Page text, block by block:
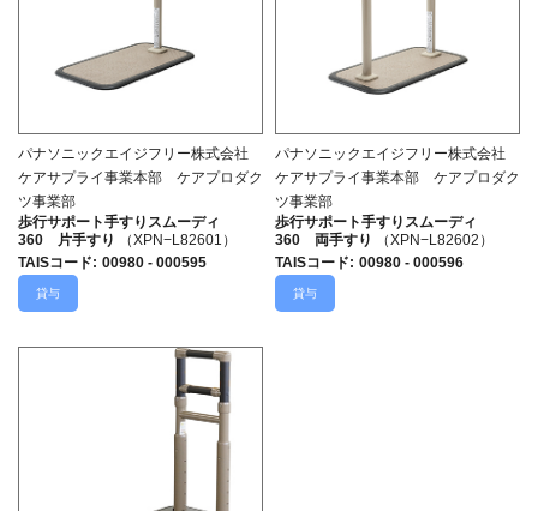
パナソニックエイジフリー株式会社
ケアサプライ事業本部 ケアプロダク
ツ事業部
歩行サポート手すりスムーディ
360 片手すり
（XPN−L82601）
TAISコード: 00980 - 000595
貸与
パナソニックエイジフリー株式会社
ケアサプライ事業本部 ケアプロダク
ツ事業部
歩行サポート手すりスムーディ
360 両手すり
（XPN−L82602）
TAISコード: 00980 - 000596
貸与